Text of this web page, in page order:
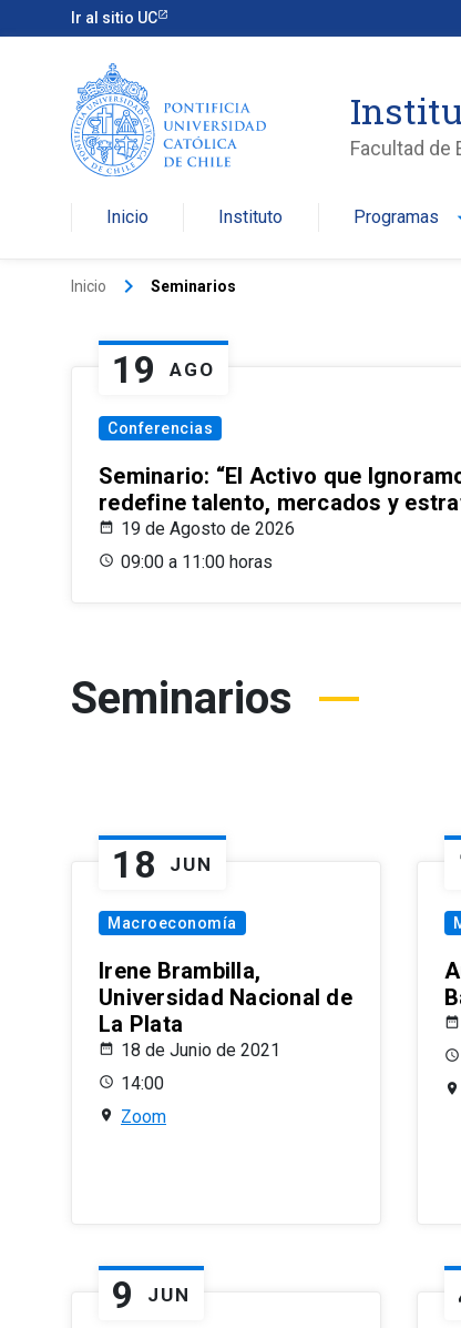
Ir al sitio UC
Facultad de
Inicio Instituto Programas
Inicio keyboard_arrow_right Seminarios
19 AGO
Conferencias
Seminario: “El Activo que
redefine talento, mercados y
19 de Agosto de 2026
09:00 a 11:00 horas
Seminarios
18 JUN
Macroeconomía
Irene Brambilla,
Universidad Nacional de
La Plata
18 de Junio de 2021
14:00
Zoom
9 JUN